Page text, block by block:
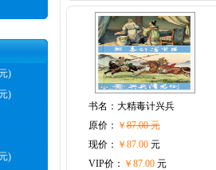
)
)
)
书名： 大精毒计兴兵
原价： ￥87.00 元
现价： ￥87.00元
VIP价： ￥87.00元